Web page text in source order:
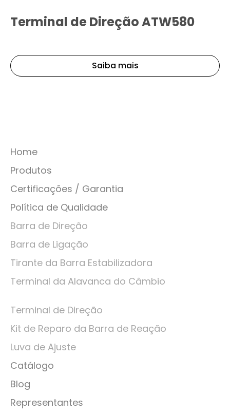
Terminal de Direção ATW580
Saiba mais
Home
Produtos
Certificações / Garantia
Política de Qualidade
Barra de Direção
Barra de Ligação
Tirante da Barra Estabilizadora
Terminal da Alavanca do Câmbio
Terminal de Direção
Kit de Reparo da Barra de Reação
Luva de Ajuste
Catálogo
Blog
Representantes